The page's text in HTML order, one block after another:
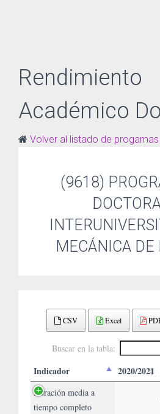
Rendimiento
Académico
Volver al listado de
(9618)
MECÁNICA DE
CSV Excel
Buscar en la tabla:
Indicador 2020/2021
Duración media a
tiempo completo